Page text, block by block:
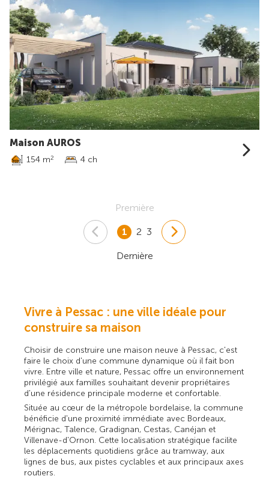
Maison AUROS
154 m2 4 ch
Première
1 2 3
Dernière
Vivre à Pessac : une ville idéale pour
construire sa maison
Choisir de construire une maison neuve à Pessac, c'est
faire le choix d'une commune dynamique où il fait bon
vivre. Entre ville et nature, Pessac offre un environnement
privilégié aux familles souhaitant devenir propriétaires
d'une résidence principale moderne et confortable.
Située au cœur de la métropole bordelaise, la commune
bénéficie d'une proximité immédiate avec Bordeaux,
Mérignac, Talence, Gradignan, Cestas, Canéjan et
Villenave-d'Ornon. Cette localisation stratégique facilite
les déplacements quotidiens grâce au tramway, aux
lignes de bus, aux pistes cyclables et aux principaux axes
routiers.